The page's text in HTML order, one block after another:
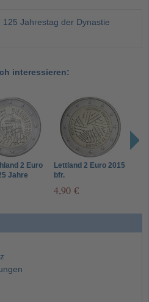
Jahrestag der Dynastie
interessieren:
2 Euro
Jahre
J
Lettland 2 Euro 2015
bfr.
der EU
4,90 €